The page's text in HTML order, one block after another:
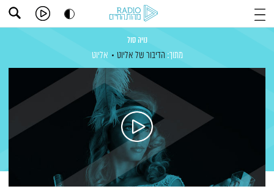
נויה סול
מתוך: הדיבור של אליוט אליוט